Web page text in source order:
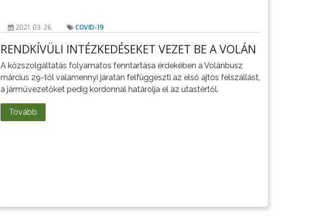
2021. 03. 26. COVID-19
RENDKÍVÜLI INTÉZKEDÉSEKET VEZET BE A VOLÁN
A közszolgáltatás folyamatos fenntartása érdekében a Volánbusz
március 29-től valamennyi járatán felfüggeszti az első ajtós felszállást,
a járművezetőket pedig kordonnal határolja el az utastértől.
Tovább